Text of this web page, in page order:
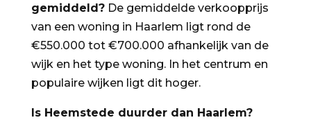
gemiddeld?De gemiddelde verkoopprijs
van een woning in Haarlem ligt rond de
€550.000 tot €700.000 afhankelijk van de
wijk en het type woning. In het centrum en
populaire wijken ligt dit hoger.
Is Heemstede duurder dan Haarlem?